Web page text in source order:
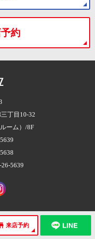
約
来店予約
丁目10-32
ーム）/8F
5639
イズ）All Rights Reserved.